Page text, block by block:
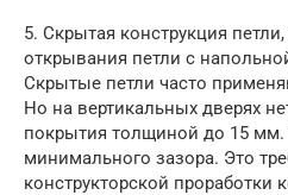
5. Скрытая конструкция
открывания петли с
Скрытые петли часто
Но на вертикальных дверях
покрытия толщиной до 15 мм.
минимального зазора. Это
конструкторской проработки